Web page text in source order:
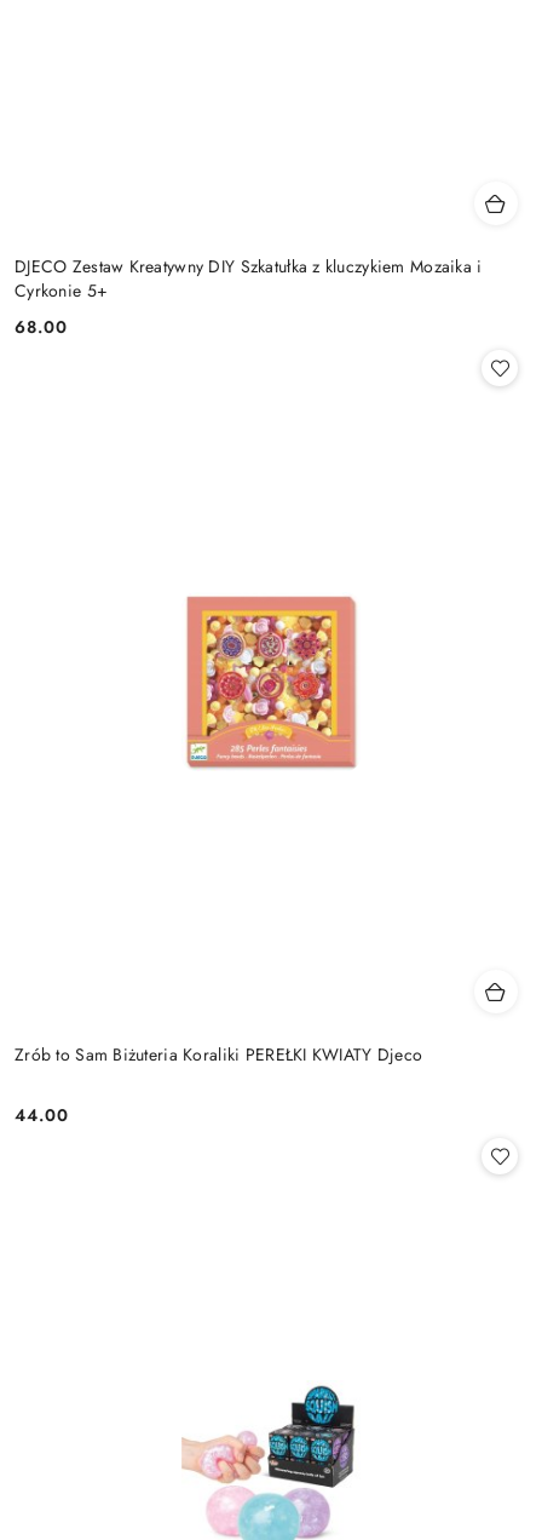
DJECO Zestaw Kreatywny DIY Szkatułka z kluczykiem Mozaika i
Cyrkonie 5+
Cena:
68.00
Zrób to Sam Biżuteria Koraliki PEREŁKI KWIATY Djeco
Cena:
44.00